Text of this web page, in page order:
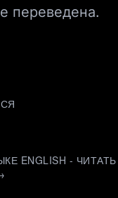
переведена.
ENGLISH - ЧИТАТЬ